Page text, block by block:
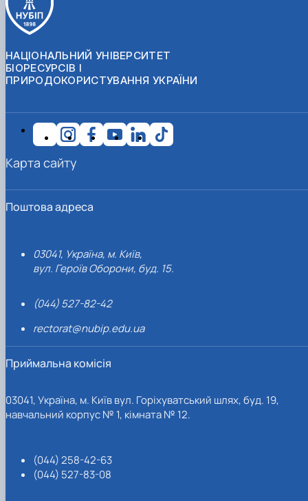
НАЦІОНАЛЬНИЙ УНІВЕРСИТЕТ
БІОРЕСУРСІВ І
ПРИРОДОКОРИСТУВАННЯ УКРАЇНИ
Поштова адреса
03041, Україна, м. Київ,
вул. Героїв Оборони, буд. 15.
(044) 527-82-42
rectorat@nubip.edu.ua
Приймальна комісія
03041, Україна, м. Київ вул. Горіхуватський шлях, буд. 19,
навчальний корпус № 1, кімната № 12.
(044) 258-42-63
(044) 527-83-08
Карта сайту